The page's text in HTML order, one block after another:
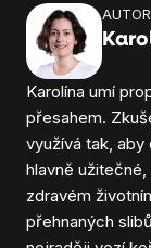
Karolína umí
přesahem.
využívá tak, aby
hlavně
zdravém
přehnaných